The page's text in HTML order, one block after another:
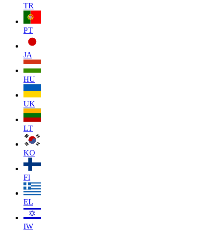
TR
PT
JA
HU
UK
LT
KO
FI
EL
IW